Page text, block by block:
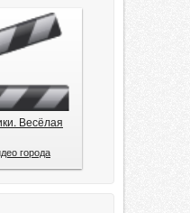
Весёлая
города